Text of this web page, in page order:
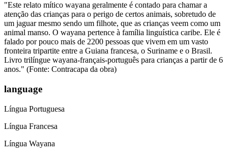
"Este relato mítico wayana geralmente é contado para chamar a
atenção das crianças para o perigo de certos animais, sobretudo de
um jaguar mesmo sendo um filhote, que as crianças veem como um
animal manso. O wayana pertence à família linguística caribe. Ele é
falado por pouco mais de 2200 pessoas que vivem em um vasto
fronteira tripartite entre a Guiana francesa, o Suriname e o Brasil.
Livro trilíngue wayana-français-português para crianças a partir de 6
anos." (Fonte: Contracapa da obra)
language
Língua Portuguesa
Língua Francesa
Língua Wayana